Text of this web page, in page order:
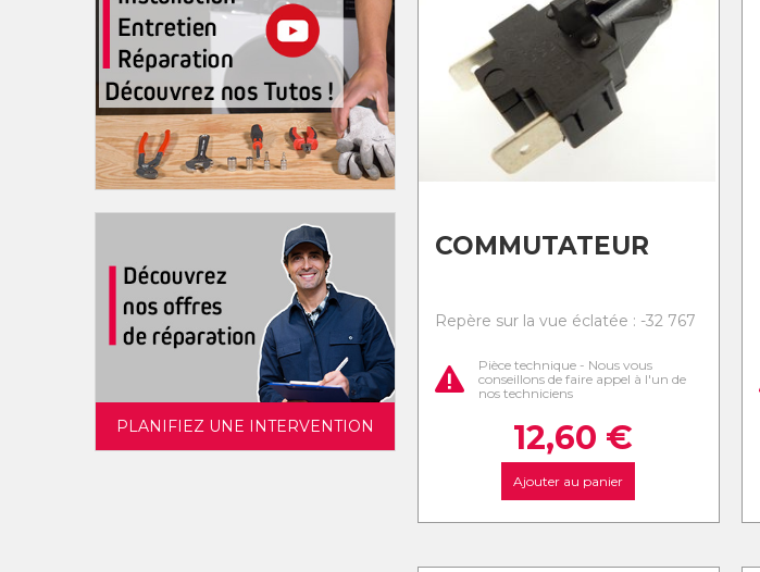
PLANIFIEZ UNE INTERVENTION
COMMUTATEUR
Repère sur la vue éclatée : -32 767
Pièce technique - Nous vous
conseillons de faire appel à l'un de
nos techniciens
12,60 €
Ajouter au panier